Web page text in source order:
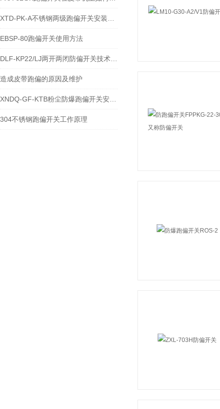
EBSP-80跑偏开关使用方法
造成皮带跑偏的原因及维护
304不锈钢跑偏开关工作原理